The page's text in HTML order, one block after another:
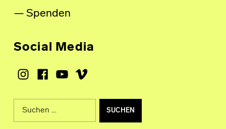
Spenden
Social Media
Instagram
Facebook
Youtube
Vimeo
Suche nach: